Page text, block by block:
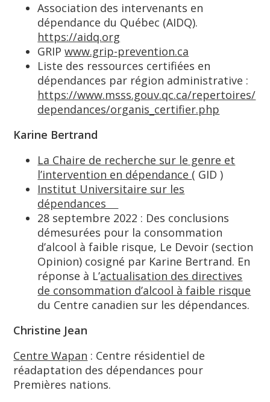
Association des intervenants en
dépendance du Québec (AIDQ).
https://aidq.org
GRIPwww.grip-prevention.ca
Liste des ressources certifiées en
dépendances par région administrative :
https://www.msss.gouv.qc.ca/repertoires/
dependances/organis_certifier.php
Karine Bertrand
La Chaire de recherche sur le genre et
l’intervention en dépendance ( GID )
Institut Universitaire sur les
dépendances
28 septembre 2022 : Des conclusions
démesurées pour la consommation
d’alcool à faible risque, Le Devoir (section
Opinion) cosigné par Karine Bertrand. En
réponse à L’actualisation des directives
de consommation d’alcool à faible risque
du Centre canadien sur les dépendances.
Christine Jean
Centre Wapan : Centre résidentiel de
réadaptation des dépendances pour
Premières nations.